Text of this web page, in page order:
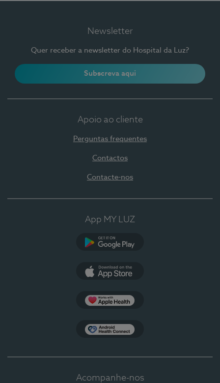
Newsletter
Quer receber a newsletter do Hospital da Luz?
Subscreva aqui
Apoio ao cliente
Perguntas frequentes
Contactos
Contacte-nos
App MY LUZ
Acompanhe-nos